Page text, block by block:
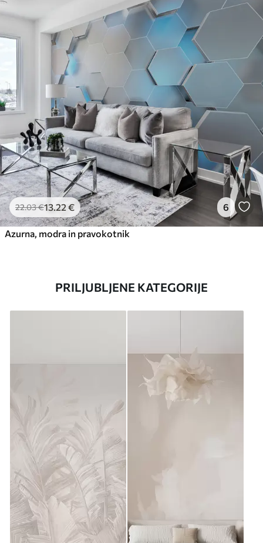
22.03€13.22 € 6
Azurna, modra in pravokotnik
PRILJUBLJENE KATEGORIJE